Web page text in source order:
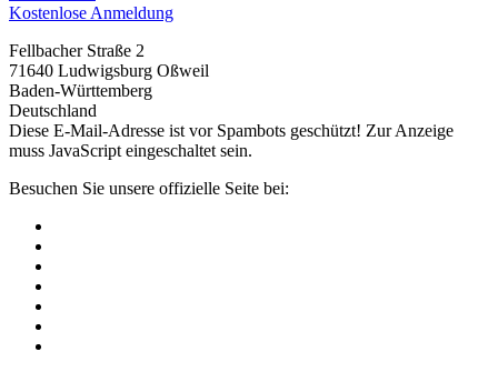
Kostenlose Anmeldung
Fellbacher Straße 2
71640 Ludwigsburg Oßweil
Baden-Württemberg
Deutschland
Diese E-Mail-Adresse ist vor Spambots geschützt! Zur Anzeige
muss JavaScript eingeschaltet sein.
Besuchen Sie unsere offizielle Seite bei: